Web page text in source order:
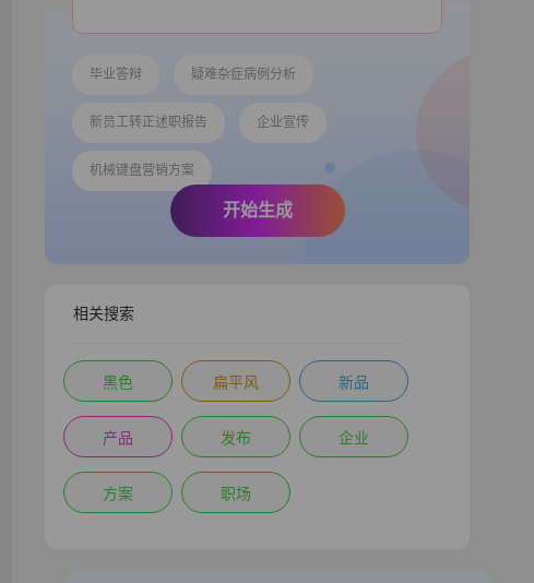
毕业答辩 疑难杂症病例分析
新员工转正述职报告 企业宣传
机械键盘营销方案
开始生成
相关搜索
黑色 扁平风 新品
产品 发布 企业
方案 职场